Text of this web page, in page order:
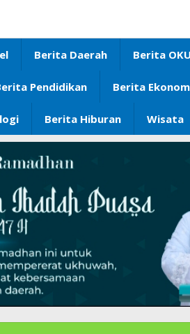
Berita Daerah Berita OKU
Pendidikan Berita
Berita Hiburan Wisata